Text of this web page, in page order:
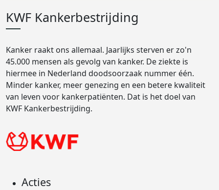
KWF Kankerbestrijding
Kanker raakt ons allemaal. Jaarlijks sterven er zo'n
45.000 mensen als gevolg van kanker. De ziekte is
hiermee in Nederland doodsoorzaak nummer één.
Minder kanker, meer genezing en een betere kwaliteit
van leven voor kankerpatiënten. Dat is het doel van
KWF Kankerbestrijding.
Acties